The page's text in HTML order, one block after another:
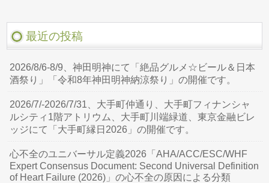
最近の投稿
2026/8/6-8/9、神田明神にて「絶品グルメ☆ビール＆日本
酒祭り」「令和8年神田明神納涼祭り」の開催です。
2026/7/-2026/7/31、大手町仲通り、大手町フィナンシャ
ルシティ1階アトリウム、大手町川端緑道、東京金融ビレ
ッジにて「大手町縁日2026」の開催です。
心不全のユニバーサル定義2026「AHA/ACC/ESC/WHF
Expert Consensus Document: Second Universal Definition
of Heart Failure (2026)」の心不全の原因による分類